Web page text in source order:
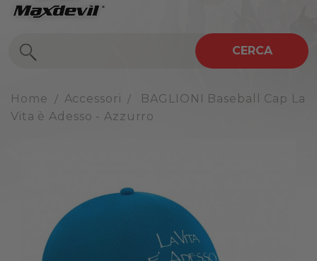
CERCA
Home Accessori
BAGLIONI Baseball Cap La
Vita è Adesso - Azzurro